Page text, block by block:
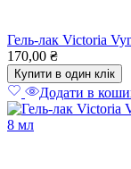
Гель-лак Victoria
170,00 ₴
Купити в один клік
Додати в